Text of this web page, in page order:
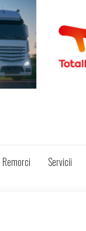
Remorci Servicii